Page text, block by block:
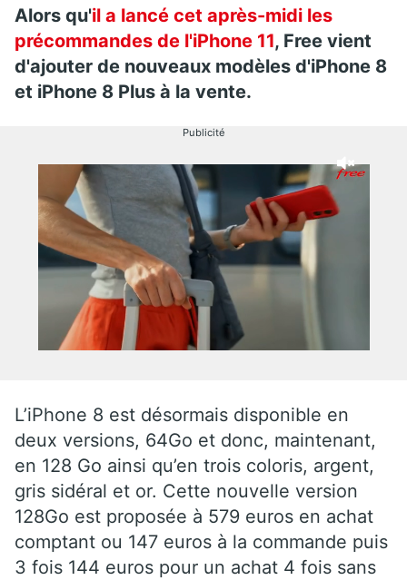
Alors qu'il a lancé cet après-midi les
précommandes de l'iPhone 11, Free vient
d'ajouter de nouveaux modèles d'iPhone 8
et iPhone 8 Plus à la vente.
Publicité
L’iPhone 8 est désormais disponible en
deux versions, 64Go et donc, maintenant,
en 128 Go ainsi qu’en trois coloris, argent,
gris sidéral et or. Cette nouvelle version
128Go est proposée à 579 euros en achat
comptant ou 147 euros à la commande puis
3 fois 144 euros pour un achat 4 fois sans